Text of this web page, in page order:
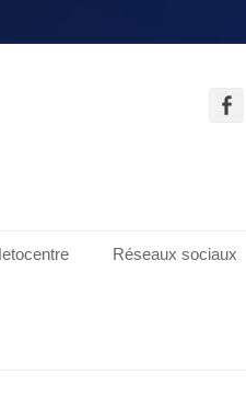
Réseaux sociaux